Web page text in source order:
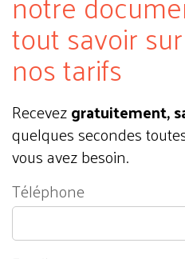
tout savoir
nos tarifs
Recevezgratuitement,
quelques secondes
vous avez besoin.
Téléphone